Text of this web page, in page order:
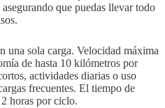
que puedas llevar todo
una sola carga. Velocidad máxima
de hasta 10 kilómetros por
actividades diarias o uso
frecuentes. El tiempo de
horas por ciclo.